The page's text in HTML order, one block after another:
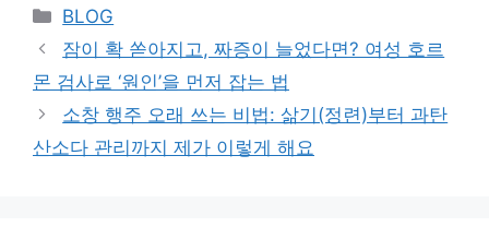
Categories
BLOG
잠이 확 쏟아지고, 짜증이 늘었다면? 여성 호르
몬 검사로 ‘원인’을 먼저 잡는 법
소창 행주 오래 쓰는 비법: 삶기(정련)부터 과탄
산소다 관리까지 제가 이렇게 해요